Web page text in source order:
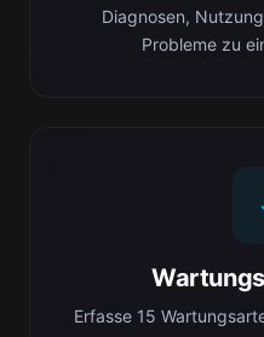
Diagnosen,
Probleme zu
Erfasse 15